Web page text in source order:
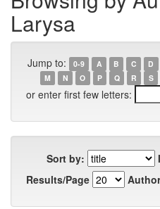
Larysa
Jump to: 0-9 A B C D
M
N O P Q R S
or enter first few letters:
Sort by:
Results/Page